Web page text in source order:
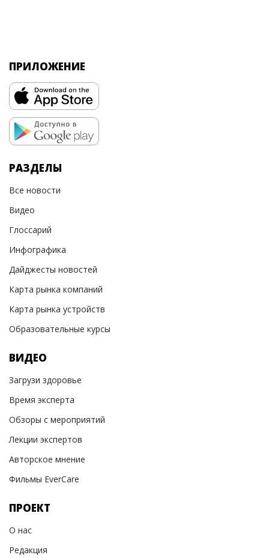
ПРИЛОЖЕНИЕ
РАЗДЕЛЫ
Все новости
Видео
Глоссарий
Инфографика
Дайджесты новостей
Карта рынка компаний
Карта рынка устройств
Образовательные курсы
ВИДЕО
Загрузи здоровье
Время эксперта
Обзоры с мероприятий
Лекции экспертов
Авторское мнение
Фильмы EverCare
ПРОЕКТ
О нас
Редакция